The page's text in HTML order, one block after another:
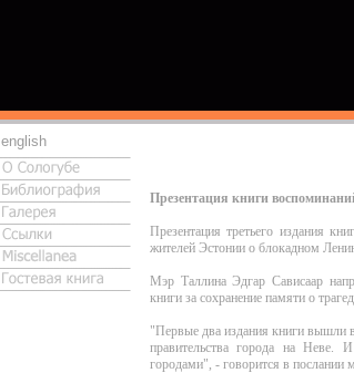
english
Презентация книги
Презентация третьего издания
жителей Эстонии о блокадном
Мэр Таллина Эдгар Сависаар
книги за сохранение памяти о
"Первые два издания книги вышли
правительства города на Неве.
городами", - говорится в послании